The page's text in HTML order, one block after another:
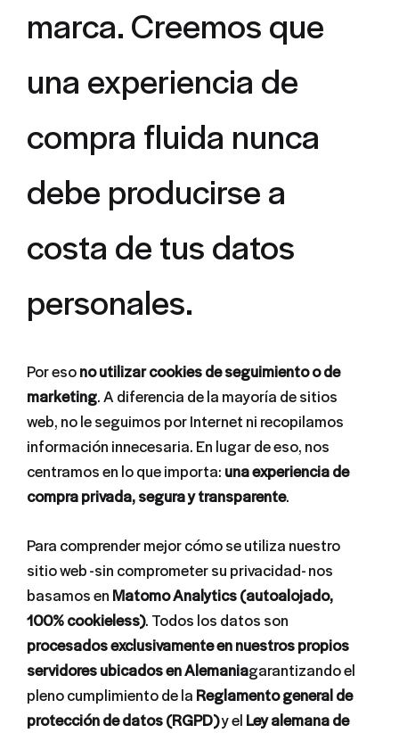
marca. Creemos que
una experiencia de
compra fluida nunca
debe producirse a
costa de tus datos
personales.
Por esono utilizar cookies de seguimiento o de
marketing. A diferencia de la mayoría de sitios
web, no le seguimos por Internet ni recopilamos
información innecesaria. En lugar de eso, nos
centramos en lo que importa: una experiencia de
compra privada, segura y transparente.
Para comprender mejor cómo se utiliza nuestro
sitio web -sin comprometer su privacidad- nos
basamos en Matomo Analytics (autoalojado,
100% cookieless). Todos los datos son
procesados exclusivamente en nuestros propios
servidores ubicados en Alemaniagarantizando el
pleno cumplimiento de la Reglamento general de
protección de datos (RGPD)y el Ley alemana de